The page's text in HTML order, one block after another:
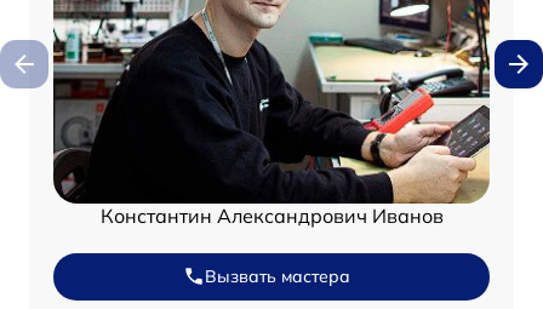
Константин Александрович Иванов
Вызвать мастера